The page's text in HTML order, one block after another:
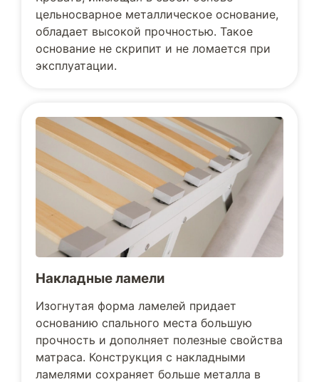
цельносварное металлическое основание,
обладает высокой прочностью. Такое
основание не скрипит и не ломается при
эксплуатации.
Накладные ламели
Изогнутая форма ламелей придает
основанию спального места большую
прочность и дополняет полезные свойства
матраса. Конструкция с накладными
ламелями сохраняет больше металла в